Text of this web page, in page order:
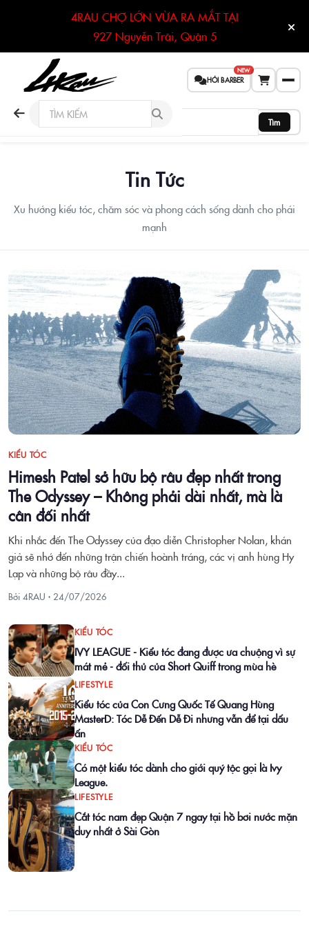
4RAU CHỢ LỚN VỪA RA MẮT TẠI
927 Nguyễn Trãi, Quận 5
HỎI BARBER
NEW
Tìm
Tin Tức
Xu hướng kiểu tóc, chăm sóc và phong cách sống dành cho phái
mạnh
KIỂU TÓC
Himesh Patel sở hữu bộ râu đẹp nhất trong
The Odyssey – Không phải dài nhất, mà là
cân đối nhất
Khi nhắc đến The Odyssey của đạo diễn Christopher Nolan, khán
giả sẽ nhớ đến những trận chiến hoành tráng, các vị anh hùng Hy
Lạp và những bộ râu đầy...
Bởi 4RAU · 24/07/2026
KIỂU TÓC
IVY LEAGUE - Kiểu tóc đang được ưa chuộng vì sự
mát mẻ - đối thủ của Short Quiff trong mùa hè
LIFESTYLE
Kiểu tóc của Con Cưng Quốc Tế Quang Hùng
MasterD: Tóc Dễ Đến Dễ Đi nhưng vẫn để tại dấu
ấn
KIỂU TÓC
Có một kiểu tóc dành cho giới quý tộc gọi là Ivy
League.
LIFESTYLE
Cắt tóc nam đẹp Quận 7 ngay tại hồ bơi nước mặn
duy nhất ở Sài Gòn